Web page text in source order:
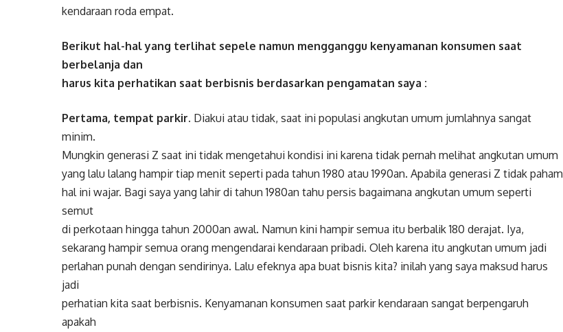
kendaraan roda empat.
Berikut hal-hal yang terlihat sepele namun mengganggu kenyamanan konsumen saat
berbelanja dan
harus kita perhatikan saat berbisnis berdasarkan pengamatan saya :
Pertama, tempat parkir. Diakui atau tidak, saat ini populasi angkutan umum jumlahnya sangat
minim.
Mungkin generasi Z saat ini tidak mengetahui kondisi ini karena tidak pernah melihat angkutan umum
yang lalu lalang hampir tiap menit seperti pada tahun 1980 atau 1990an. Apabila generasi Z tidak paham
hal ini wajar. Bagi saya yang lahir di tahun 1980an tahu persis bagaimana angkutan umum seperti
semut
di perkotaan hingga tahun 2000an awal. Namun kini hampir semua itu berbalik 180 derajat. Iya,
sekarang hampir semua orang mengendarai kendaraan pribadi. Oleh karena itu angkutan umum jadi
perlahan punah dengan sendirinya. Lalu efeknya apa buat bisnis kita? inilah yang saya maksud harus
jadi
perhatian kita saat berbisnis. Kenyamanan konsumen saat parkir kendaraan sangat berpengaruh
apakah